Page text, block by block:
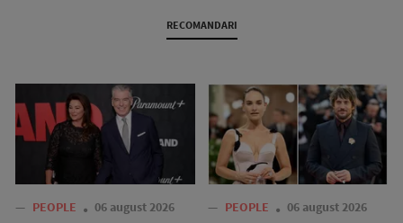
RECOMANDARI
— PEOPLE 06 august 2026 — PEOPLE 06 august 2026